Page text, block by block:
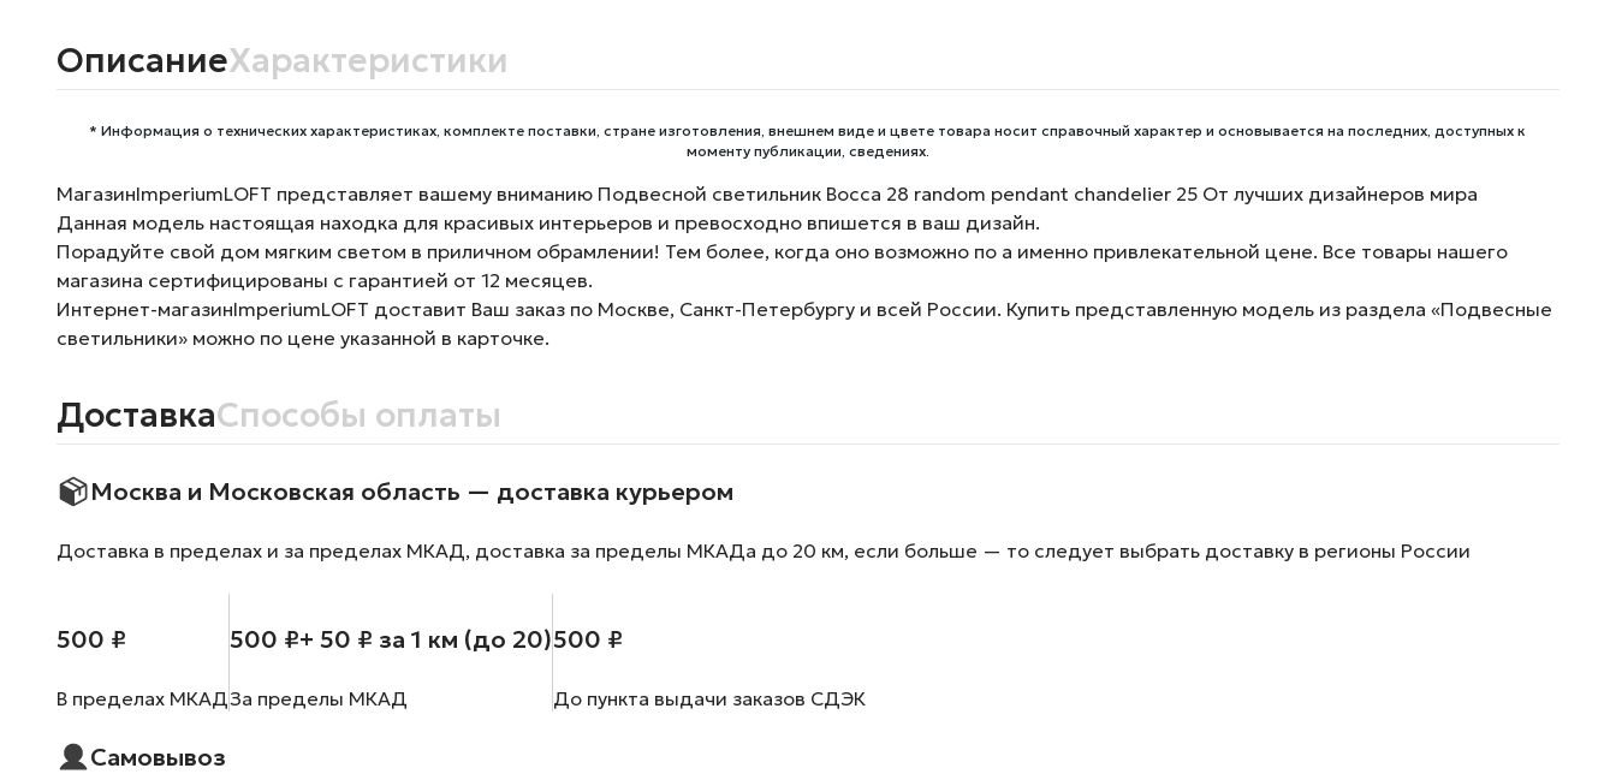
ОписаниеХарактеристики
* Информация о технических характеристиках, комплекте поставки, стране изготовления, внешнем виде и цвете товара носит справочный характер и основывается на последних, доступных к
моменту публикации, сведениях.
МагазинImperiumLOFT представляет вашему вниманию Подвесной светильник Bocca 28 random pendant chandelier 25 От лучших дизайнеров мира
Данная модель настоящая находка для красивых интерьеров и превосходно впишется в ваш дизайн.
Порадуйте свой дом мягким светом в приличном обрамлении! Тем более, когда оно возможно по а именно привлекательной цене. Все товары нашего
магазина сертифицированы с гарантией от 12 месяцев.
Интернет-магазинImperiumLOFT доставит Ваш заказ по Москве, Санкт-Петербургу и всей России. Купить представленную модель из раздела «Подвесные
светильники» можно по цене указанной в карточке.
ДоставкаСпособы оплаты
Москва и Московская область — доставка курьером
Доставка в пределах и за пределах МКАД, доставка за пределы МКАДа до 20 км, если больше — то следует выбрать доставку в регионы России
500 ₽
В пределах МКАД
500 ₽+ 50 ₽ за 1 км (до 20)
За пределы МКАД
500 ₽
До пункта выдачи заказов СДЭК
Самовывоз